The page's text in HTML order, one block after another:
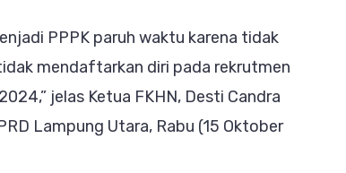
PPPK paruh waktu karena tidak
mendaftarkan diri pada rekrutmen
jelas Ketua FKHN, Desti Candra
Lampung Utara, Rabu (15 Oktober